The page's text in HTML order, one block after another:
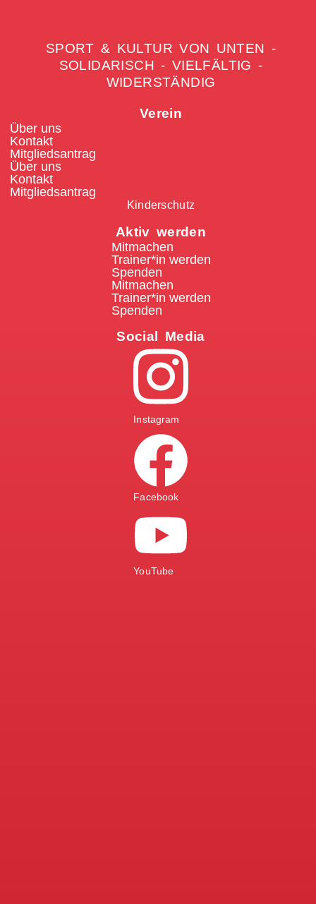
SPORT & KULTUR VON UNTEN -
SOLIDARISCH - VIELFÄLTIG -
WIDERSTÄNDIG
Verein
Über uns
Kontakt
Mitgliedsantrag
Über uns
Kontakt
Mitgliedsantrag
Kinderschutz
Aktiv werden
Mitmachen
Trainer*in werden
Spenden
Mitmachen
Trainer*in werden
Spenden
Social Media
Instagram
Facebook
YouTube